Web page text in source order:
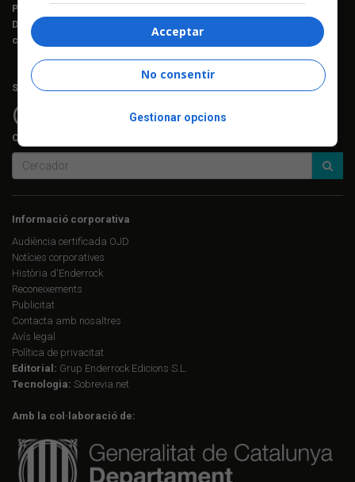
Publicitat i producció:
Direcció financera i administració:
c. Mallorca, 221, sobreàtic · 08008 Barcelona Tel. 93 237 08 05
Segueix-nos a:
Cerca a Enderrock.cat:
Informació corporativa
Audiència certificada OJD
Notícies corporatives
Història d'Enderrock
Reconeixements
Publicitat
Contacta amb nosaltres
Avís legal
Política de privacitat
Editorial: Grup Enderrock Edicions S.L.
Tecnologia: Sobrevia.net
Amb la col·laboració de:
Acceptar
No consentir
Gestionar opcions